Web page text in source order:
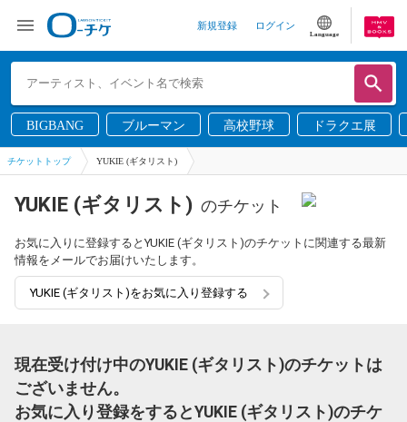
新規登録 ログイン
Language
BIGBANG ブルーマン 高校野球 ドラクエ展
チケットトップ YUKIE (ギタリスト)
YUKIE (ギタリスト) のチケット
お気に入りに登録するとYUKIE (ギタリスト)のチケットに関連する最新
情報をメールでお届けいたします。
YUKIE (ギタリスト)をお気に入り登録する
現在受け付け中のYUKIE (ギタリスト)のチケットは
ございません。
お気に入り登録をするとYUKIE (ギタリスト)のチケ